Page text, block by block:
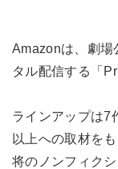
Amazonは、劇場
タル配信する「
ラインアップは7
以上への取材を
将のノンフィク